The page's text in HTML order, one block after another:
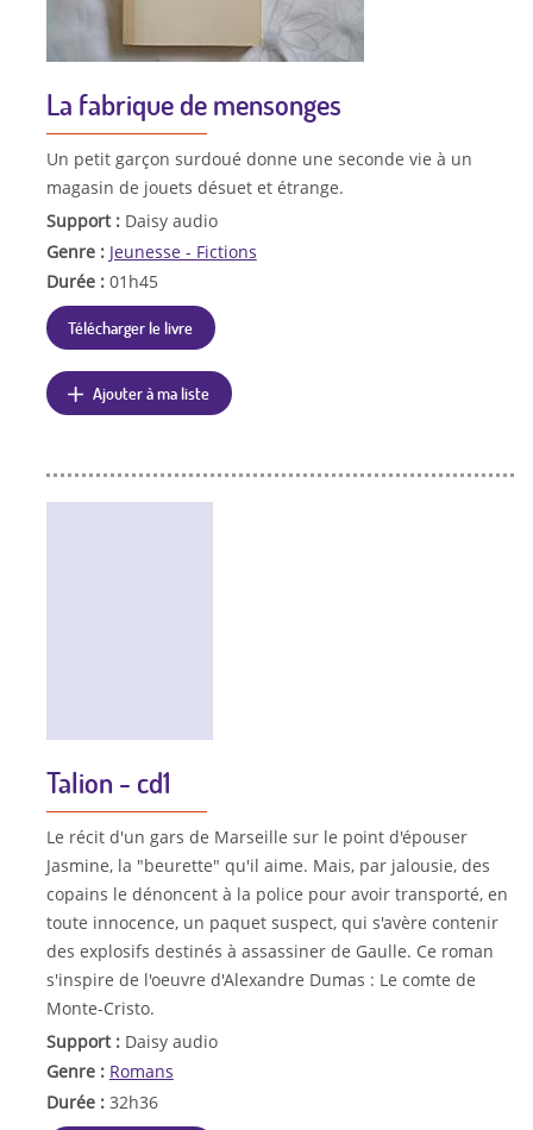
La fabrique de mensonges
Un petit garçon surdoué donne une seconde vie à un
magasin de jouets désuet et étrange.
Support : Daisy audio
Genre : Jeunesse - Fictions
Durée : 01h45
Télécharger le livre
Ajouter à ma liste
Talion - cd1
Le récit d'un gars de Marseille sur le point d'épouser
Jasmine, la "beurette" qu'il aime. Mais, par jalousie, des
copains le dénoncent à la police pour avoir transporté, en
toute innocence, un paquet suspect, qui s'avère contenir
des explosifs destinés à assassiner de Gaulle. Ce roman
s'inspire de l'oeuvre d'Alexandre Dumas : Le comte de
Monte-Cristo.
Support : Daisy audio
Genre : Romans
Durée : 32h36